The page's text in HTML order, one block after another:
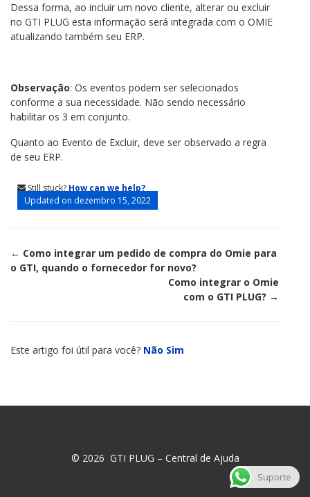
Dessa forma, ao incluir um novo cliente, alterar ou excluir
no GTI PLUG esta informação será integrada com o OMIE
atualizando também seu ERP.
Observação: Os eventos podem ser selecionados
conforme a sua necessidade. Não sendo necessário
habilitar os 3 em conjunto.
Quanto ao Evento de Excluir, deve ser observado a regra
de seu ERP.
Still stuck? How can we help?
Updated on dezembro 15, 2022
Doc
← Como integrar um pedido de compra do Omie para
o GTI, quando o fornecedor for novo?
Como integrar o Omie
com o GTI PLUG? →
Este artigo foi útil para você? Não Sim
© 2026 GTI PLUG – Central de Ajuda
Suporte